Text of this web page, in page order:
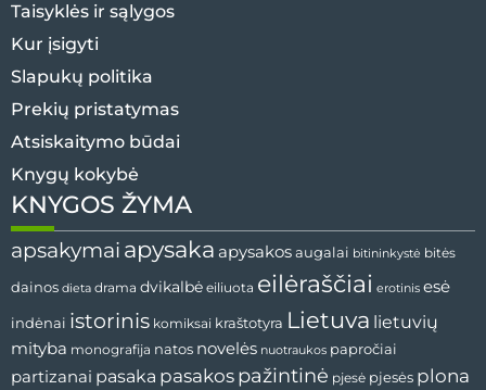
Taisyklės ir sąlygos
Kur įsigyti
Slapukų politika
Prekių pristatymas
Atsiskaitymo būdai
Knygų kokybė
KNYGOS ŽYMA
apsakymai apysaka apysakos augalai bitininkystė bitės
dainos dieta drama dvikalbė eiliuota eilėraščiai erotinis esė
indėnai istorinis komiksai kraštotyra Lietuva lietuvių
mityba monografija natos novelės nuotraukos papročiai
partizanai pasaka pasakos pažintinė pjesė pjesės plona